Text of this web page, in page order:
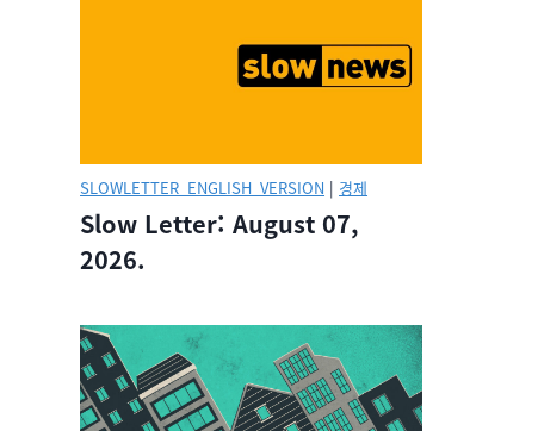
SLOWLETTER_ENGLISH_VERSION | 경제
Slow Letter: August 07,
2026.